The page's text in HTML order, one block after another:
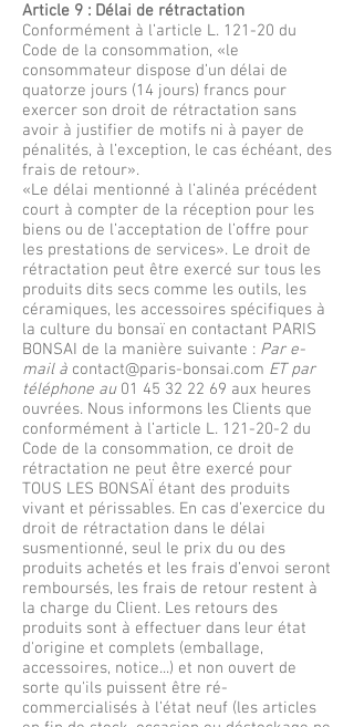
Article 9 : Délai de rétractation
Conformément à l’article L. 121-20 du
Code de la consommation, «le
consommateur dispose d’un délai de
quatorze jours (14 jours) francs pour
exercer son droit de rétractation sans
avoir à justifier de motifs ni à payer de
pénalités, à l’exception, le cas échéant, des
frais de retour».
«Le délai mentionné à l’alinéa précédent
court à compter de la réception pour les
biens ou de l’acceptation de l’offre pour
les prestations de services». Le droit de
rétractation peut être exercé sur tous les
produits dits secs comme les outils, les
céramiques, les accessoires spécifiques à
la culture du bonsaï en contactant PARIS
BONSAI de la manière suivante : Par e-
mail à contact@paris-bonsai.com ET par
téléphone au 01 45 32 22 69 aux heures
ouvrées. Nous informons les Clients que
conformément à l’article L. 121-20-2 du
Code de la consommation, ce droit de
rétractation ne peut être exercé pour
TOUS LES BONSAÏ étant des produits
vivant et périssables. En cas d’exercice du
droit de rétractation dans le délai
susmentionné, seul le prix du ou des
produits achetés et les frais d’envoi seront
remboursés, les frais de retour restent à
la charge du Client. Les retours des
produits sont à effectuer dans leur état
d'origine et complets (emballage,
accessoires, notice...) et non ouvert de
sorte qu'ils puissent être ré-
commercialisés à l’état neuf (les articles